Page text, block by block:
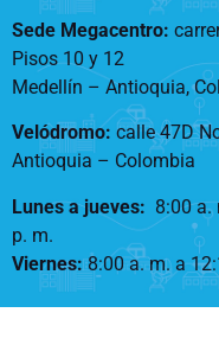
Sede Megacentro:
Pisos 10 y 12
Medellín – Antioquia,
Velódromo: calle 47D
Antioquia – Colombia
Lunes a jueves: 8:00 a.
p. m.
Viernes:8:00 a. m. a